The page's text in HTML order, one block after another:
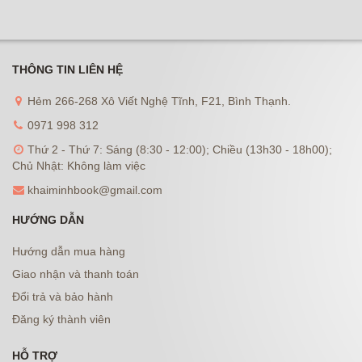
THÔNG TIN LIÊN HỆ
Hẻm 266-268 Xô Viết Nghệ Tĩnh, F21, Bình Thạnh.
0971 998 312
Thứ 2 - Thứ 7: Sáng (8:30 - 12:00); Chiều (13h30 - 18h00);
Chủ Nhật: Không làm việc
khaiminhbook@gmail.com
HƯỚNG DẪN
Hướng dẫn mua hàng
Giao nhận và thanh toán
Đổi trả và bảo hành
Đăng ký thành viên
HỖ TRỢ